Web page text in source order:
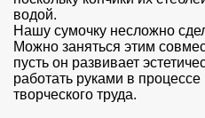
водой.
Нашу сумочку несложно
Можно заняться этим
пусть он развивает
работать руками в
творческого труда.